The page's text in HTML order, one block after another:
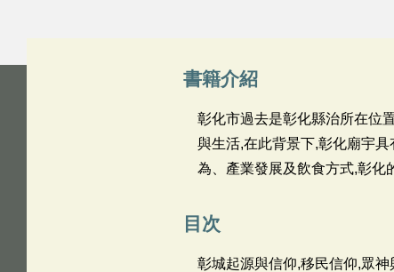
書籍介紹
彰化市過去是彰化縣治所在位
與生活,在此背景下,彰化廟宇
為、產業發展及飲食方式,彰化
目次
彰城起源與信仰,移民信仰,眾